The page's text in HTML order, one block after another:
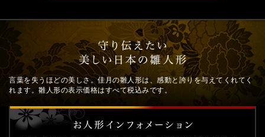
言葉を失うほどの美しさ。佳月の雛人形は、感動と誇りを与えてくれてく
れます。雛人形の表示価格はすべて税込みです。